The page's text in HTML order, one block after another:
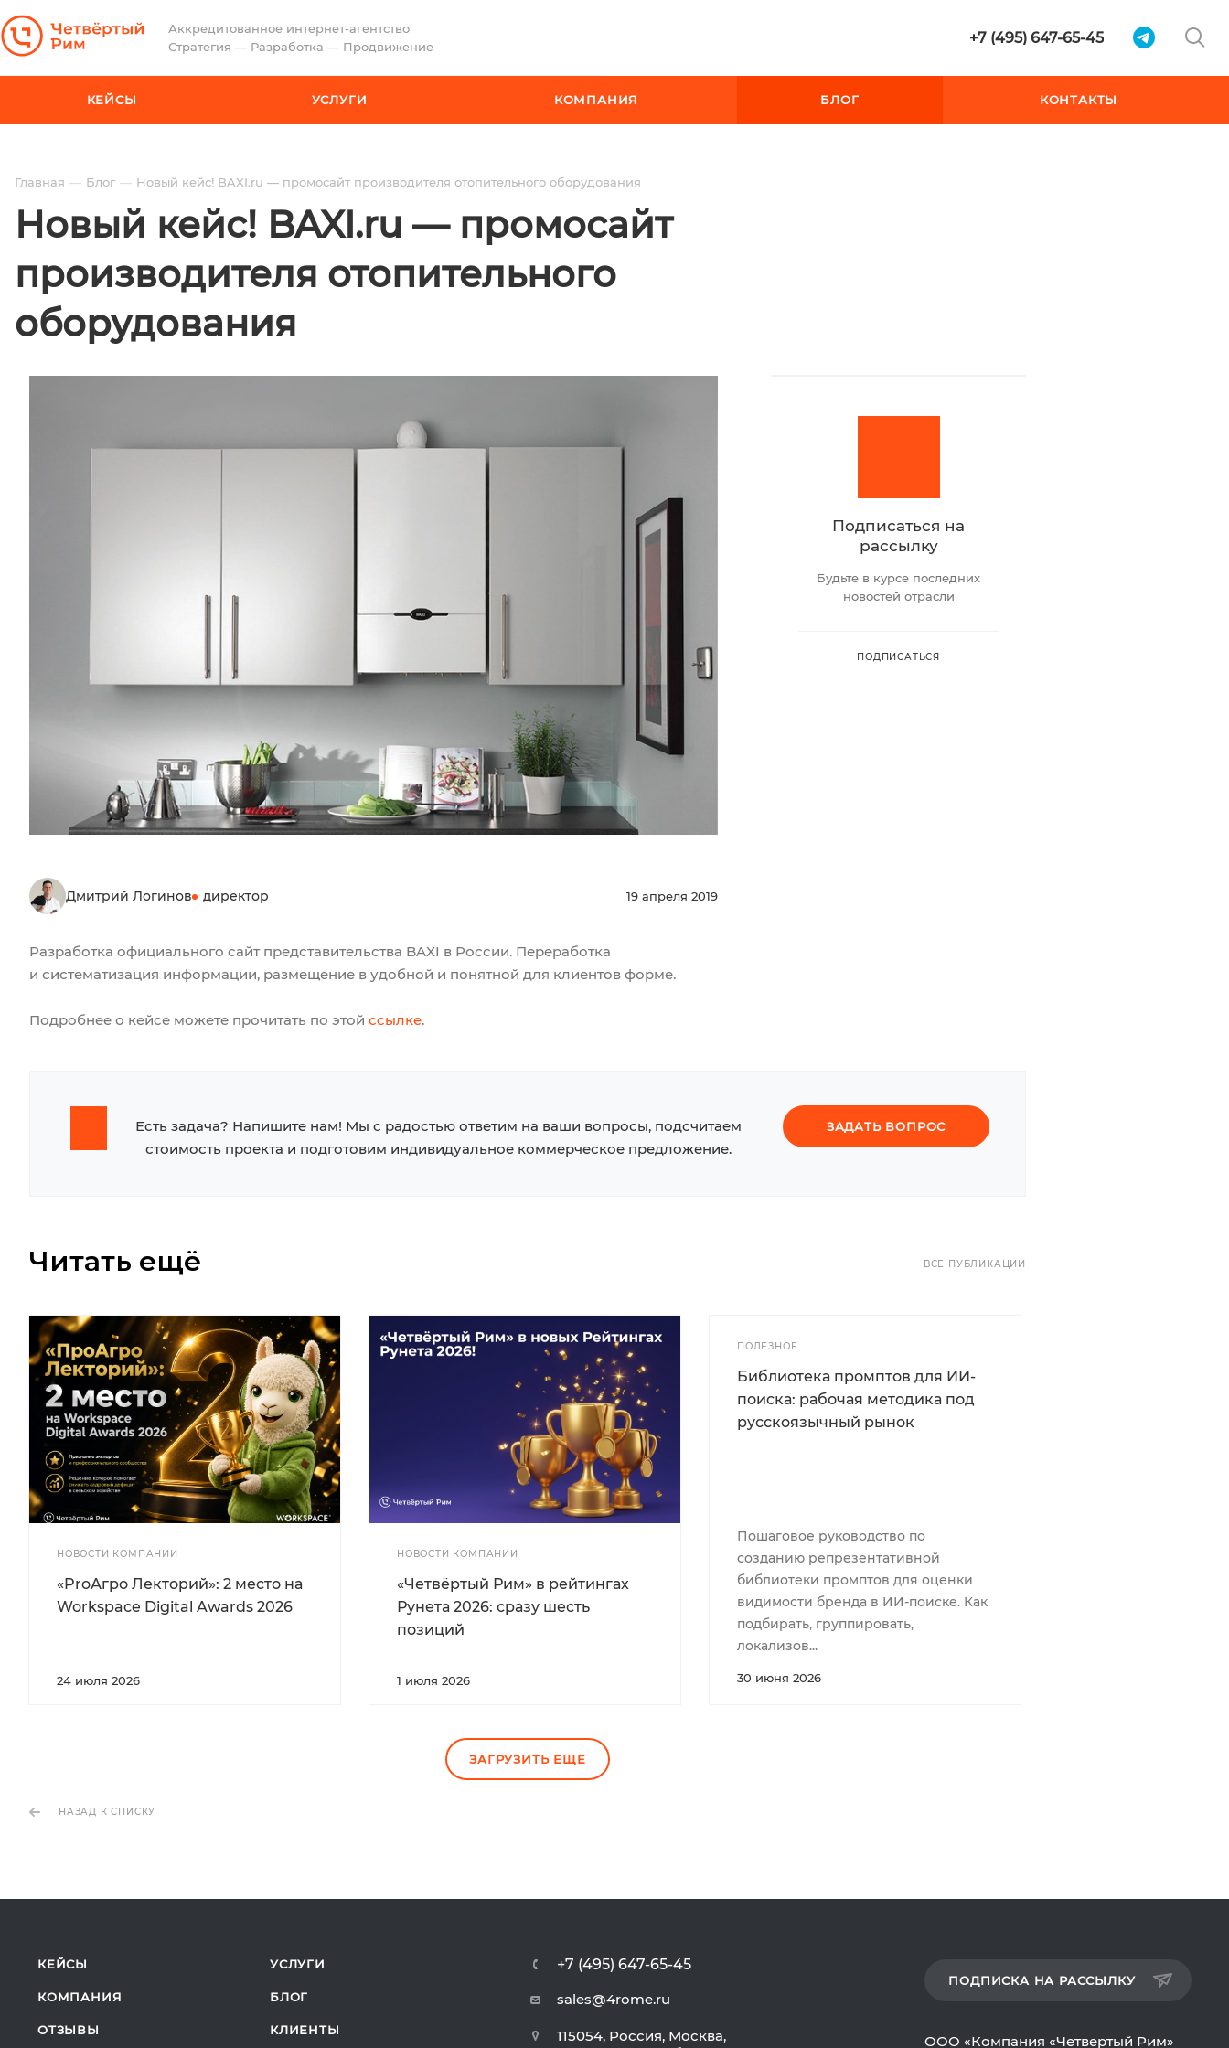
Аккредитованное интернет-агентство
Стратегия — Разработка — Продвижение
+7 (495) 647-65-45
КЕЙСЫ УСЛУГИ КОМПАНИЯ БЛОГ КОНТАКТЫ
Главная Блог Новый кейс! BAXI.ru — промосайт производителя отопительного оборудования
Новый кейс! BAXI.ru — промосайт
производителя отопительного
оборудования
Дмитрий Логинов директор 19 апреля 2019
Разработка официального сайт представительства BAXI в России. Переработка
и систематизация информации, размещение в удобной и понятной для клиентов форме.
Подробнее о кейсе можете прочитать по этой ссылке.
Подписаться на
рассылку
Будьте в курсе последних
новостей отрасли
ПОДПИСАТЬСЯ
Есть задача? Напишите нам! Мы с радостью ответим на ваши вопросы, подсчитаем
стоимость проекта и подготовим индивидуальное коммерческое предложение.
ЗАДАТЬ ВОПРОС
ВСЕ ПУБЛИКАЦИИ
Читать ещё
НОВОСТИ КОМПАНИИ
«ProАгро Лекторий»: 2 место на
Workspace Digital Awards 2026
24 июля 2026
НОВОСТИ КОМПАНИИ
«Четвёртый Рим» в рейтингах
Рунета 2026: сразу шесть
позиций
1 июля 2026
ПОЛЕЗНОЕ
Библиотека промптов для ИИ-
поиска: рабочая методика под
русскоязычный рынок
Пошаговое руководство по
созданию репрезентативной
библиотеки промптов для оценки
видимости бренда в ИИ-поиске. Как
подбирать, группировать,
локализов...
30 июня 2026
ЗАГРУЗИТЬ ЕЩЕ
НАЗАД К СПИСКУ
КЕЙСЫ УСЛУГИ
КОМПАНИЯ БЛОГ
ОТЗЫВЫ КЛИЕНТЫ
+7 (495) 647-65-45
sales@4rome.ru
115054, Россия, Москва,
ПОДПИСКА НА РАССЫЛКУ
ООО «Компания «Четвертый Рим»